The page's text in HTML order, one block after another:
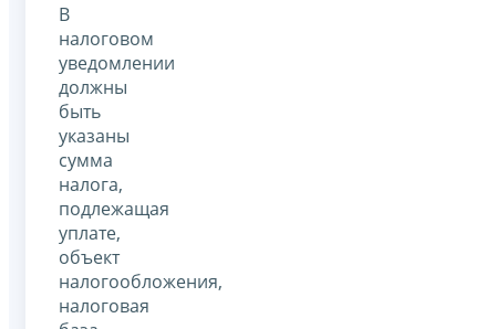
В
налоговом
уведомлении
должны
быть
указаны
сумма
налога,
подлежащая
уплате,
объект
налогообложения,
налоговая